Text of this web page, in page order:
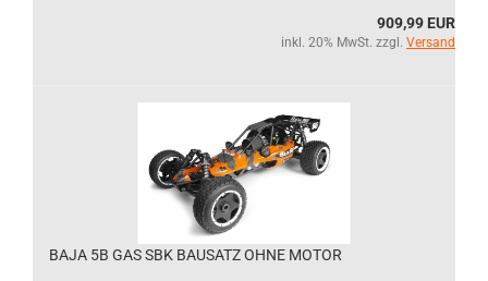
909,99 EUR
inkl. 20% MwSt. zzgl. Versand
BAJA 5B GAS SBK BAUSATZ OHNE MOTOR